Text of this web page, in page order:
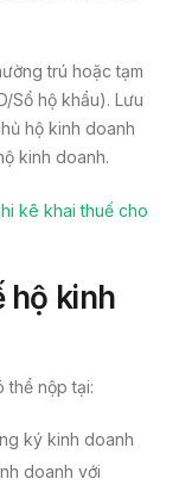
trú hoặc tạm
Sổ hộ khẩu). Lưu
hộ kinh doanh
kinh doanh.
kê khai thuế cho
hộ kinh
thể nộp tại:
ký kinh doanh
doanh với